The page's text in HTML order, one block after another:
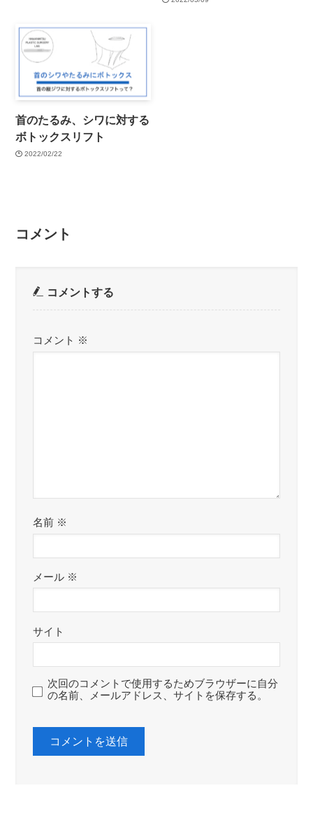
首のたるみ、シワに対する
ボトックスリフト
2022/02/22
コメント
コメントする
コメント ※
名前 ※
メール ※
サイト
次回のコメントで使用するためブラウザーに自分
の名前、メールアドレス、サイトを保存する。